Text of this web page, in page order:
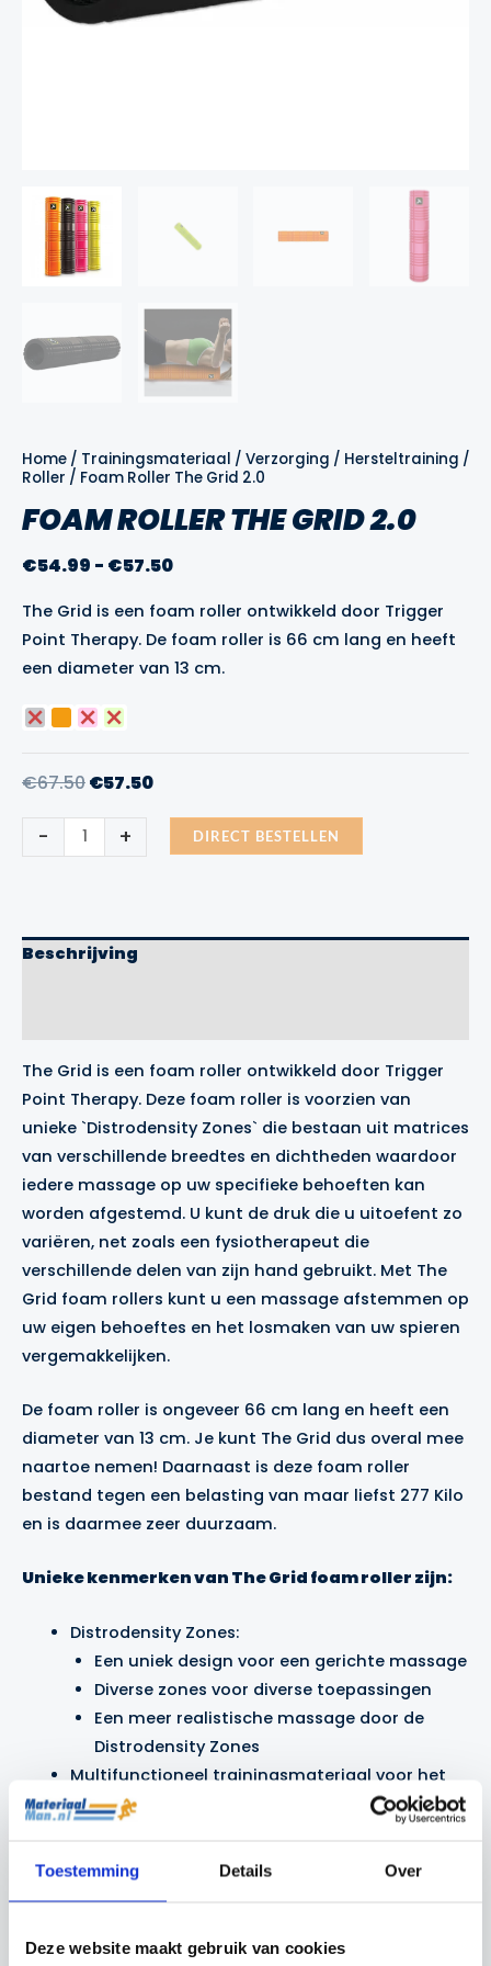
Toestemming Details Over
Deze website maakt gebruik van cookies
Home / Trainingsmateriaal / Verzorging / Hersteltraining /
Roller / Foam Roller The Grid 2.0
FOAM ROLLER THE GRID 2.0
€54.99 - €57.50Prijsklasse:
tot
€57.50
The Grid is een foam roller ontwikkeld door Trigger
Point Therapy. De foam roller is 66 cm lang en heeft
een diameter van 13 cm.
€67.50Oorspronkelijke
was:
€57.50Huidige
-
Foam
Roller
+ DIRECT BESTELLEN
Beschrijving
The Grid is een foam roller ontwikkeld door Trigger
Point Therapy. Deze foam roller is voorzien van
unieke `Distrodensity Zones` die bestaan uit matrices
van verschillende breedtes en dichtheden waardoor
iedere massage op uw specifieke behoeften kan
worden afgestemd. U kunt de druk die u uitoefent zo
variëren, net zoals een fysiotherapeut die
verschillende delen van zijn hand gebruikt. Met The
Grid foam rollers kunt u een massage afstemmen op
uw eigen behoeftes en het losmaken van uw spieren
vergemakkelijken.
De foam roller is ongeveer 66 cm lang en heeft een
diameter van 13 cm. Je kunt The Grid dus overal mee
naartoe nemen! Daarnaast is deze foam roller
bestand tegen een belasting van maar liefst 277 Kilo
en is daarmee zeer duurzaam.
Unieke kenmerken van The Grid foam roller zijn:
Distrodensity Zones:
Een uniek design voor een gerichte massage
Diverse zones voor diverse toepassingen
Een meer realistische massage door de
Distrodensity Zones
Multifunctioneel trainingsmateriaal voor het
trainen van de Core.
Makkelijk in te passen in dagelijkse work-out
routines
Duurzame (groene) productie